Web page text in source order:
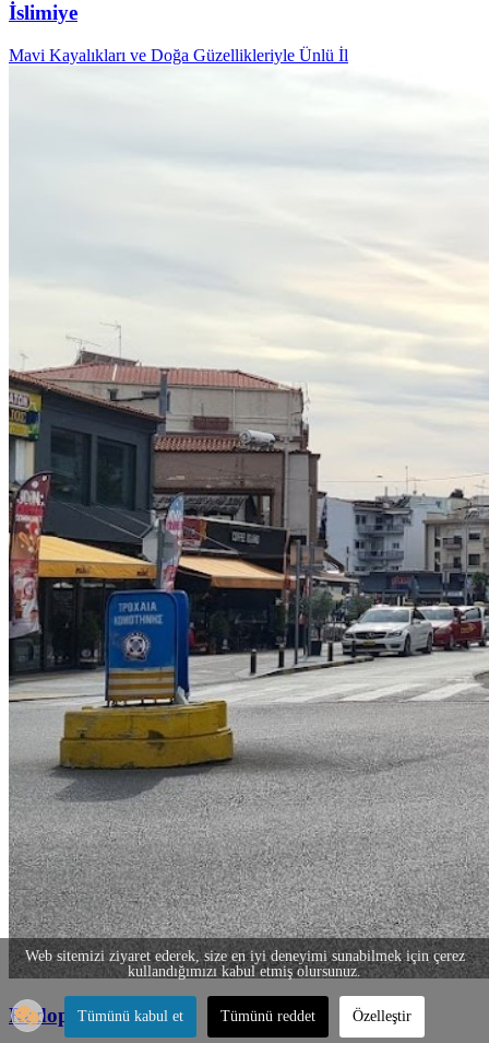
İslimiye
Mavi Kayalıkları ve Doğa Güzellikleriyle Ünlü İl
Rodop
Web sitemizi ziyaret ederek, size en iyi deneyimi sunabilmek için çerez
kullandığımızı kabul etmiş olursunuz.
Tümünü kabul et Tümünü reddet Özelleştir